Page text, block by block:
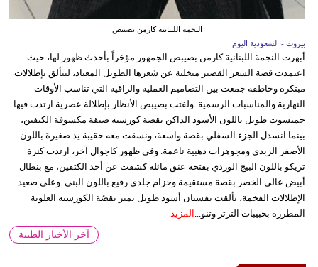
النجمة اللبنانية كارمن بصيبص
بيروت - السعودية اليوم
أبهرت النجمة اللبنانية كارمن بصيبص الجمهور مؤخراً بأحدث ظهور لها، حيث
اعتمدت قصة الشعر القصير متخلية عن شعرها الطويل المعتاد، لتتألق بإطلالات
مبتكرة وخاطفة جمعت بين التصاميم العملية والراقية التي تناسب الأوقات
النهارية والمناسبات الرسمية. ولفتت بصيبص الأنظار بإطلالة عصرية ارتدت فيها
جمبسوت طويل باللون الأسود الداكن بقصة كورسيه ضيقة مكشوفة الكتفين،
بينما انسدل الجزء السفلي بقصة واسعة، ونسقت معه حقيبة يد صغيرة باللون
الأصفر الزبدي ومجوهرات ذهبية ناعمة. وفي ظهور كاجوال آخر، ارتدت كنزة
تريكو باللون البيج الوردي بفتحة عنق مائلة كشفت عن أحد الكتفين، مع بنطال
أبيض عالي الخصر بقصة مستقيمة وحزام جلدي رفيع باللون البني. وعلى صعيد
الإطلالات الفخمة، تألقت بفستان أسود طويل تميز بقصّة الكورسيه العلوية
المطرزة بحبيبات الترتر وتنو...
المزيد
آخر الأخبار الطبية